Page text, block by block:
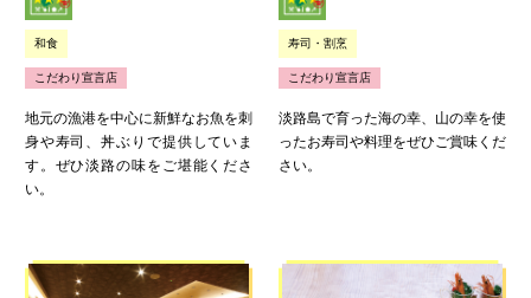
和食
こだわり宣言店
地元の漁港を中心に新鮮なお魚を刺
身や寿司、丼ぶりで提供していま
す。ぜひ淡路の味をご堪能くださ
い。
寿司・割烹
こだわり宣言店
淡路島で育った海の幸、山の幸を使
ったお寿司や料理をぜひご賞味くだ
さい。